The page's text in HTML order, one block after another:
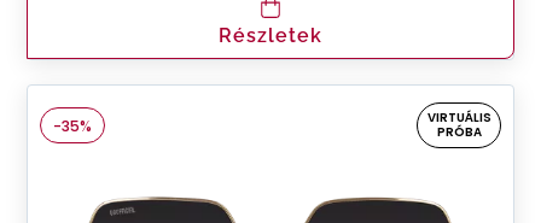
Részletek
-35%
VIRTUÁLIS
PRÓBA